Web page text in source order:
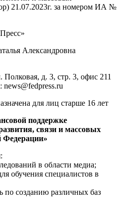
21.07.2023г. за номером ИА №
Александровна
Полковая, д. 3, стр. 3, офис 211
для лиц старше 16 лет
поддержке
связи и массовых
Федерации»
в области медиа;
обучения специалистов в
по созданию различных баз